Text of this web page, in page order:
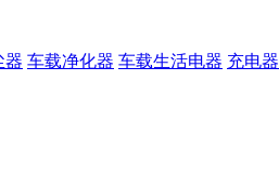
器 车载净化器 车载生活电器 充电